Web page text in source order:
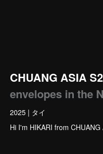
CHUANG ASIA
envelopes in the
2025 | タイ
Hi I'm HIKARI from